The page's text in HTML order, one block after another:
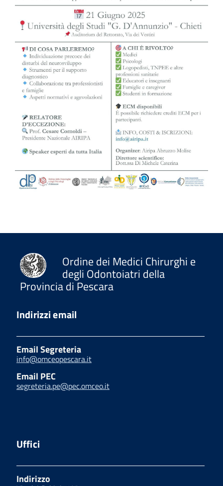
Ordine dei Medici Chirurghi e
degli Odontoiatri della
Provincia di Pescara
Indirizzi email
Email Segreteria
info@omceopescara.it
Email PEC
segreteria.pe@pec.omceo.it
Uffici
Indirizzo